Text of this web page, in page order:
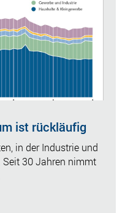
ist rückläufig
in der Industrie und
30 Jahren nimmt